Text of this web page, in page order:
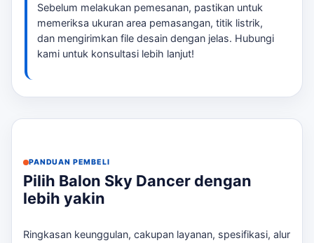
Solusi: tersedia berbagai pilihan balon menari dengan
ukuran, desain, dan branding yang dapat disesuaikan.
Dengan konsultasi yang tepat, Anda dapat memilih
produk yang paling sesuai dengan kebutuhan Anda.
Cocok
Sky Dancer
Standar 4
4 meter
Warna karakter
SPBU
Sebelum melakukan pemesanan, pastikan untuk
memeriksa ukuran area pemasangan, titik listrik,
dan mengirimkan file desain dengan jelas. Hubungi
kami untuk konsultasi lebih lanjut!
PANDUAN PEMBELI
Pilih Balon Sky Dancer dengan
lebih yakin
Ringkasan keunggulan, cakupan layanan, spesifikasi, alur